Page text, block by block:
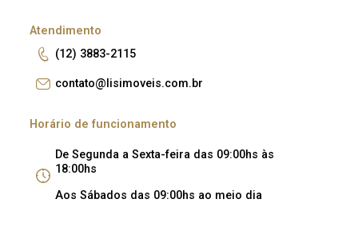
Atendimento
(12) 3883-2115
contato@lisimoveis.com.br
Horário de funcionamento
De Segunda a Sexta-feira das 09:00hs às
18:00hs
Aos Sábados das 09:00hs ao meio dia